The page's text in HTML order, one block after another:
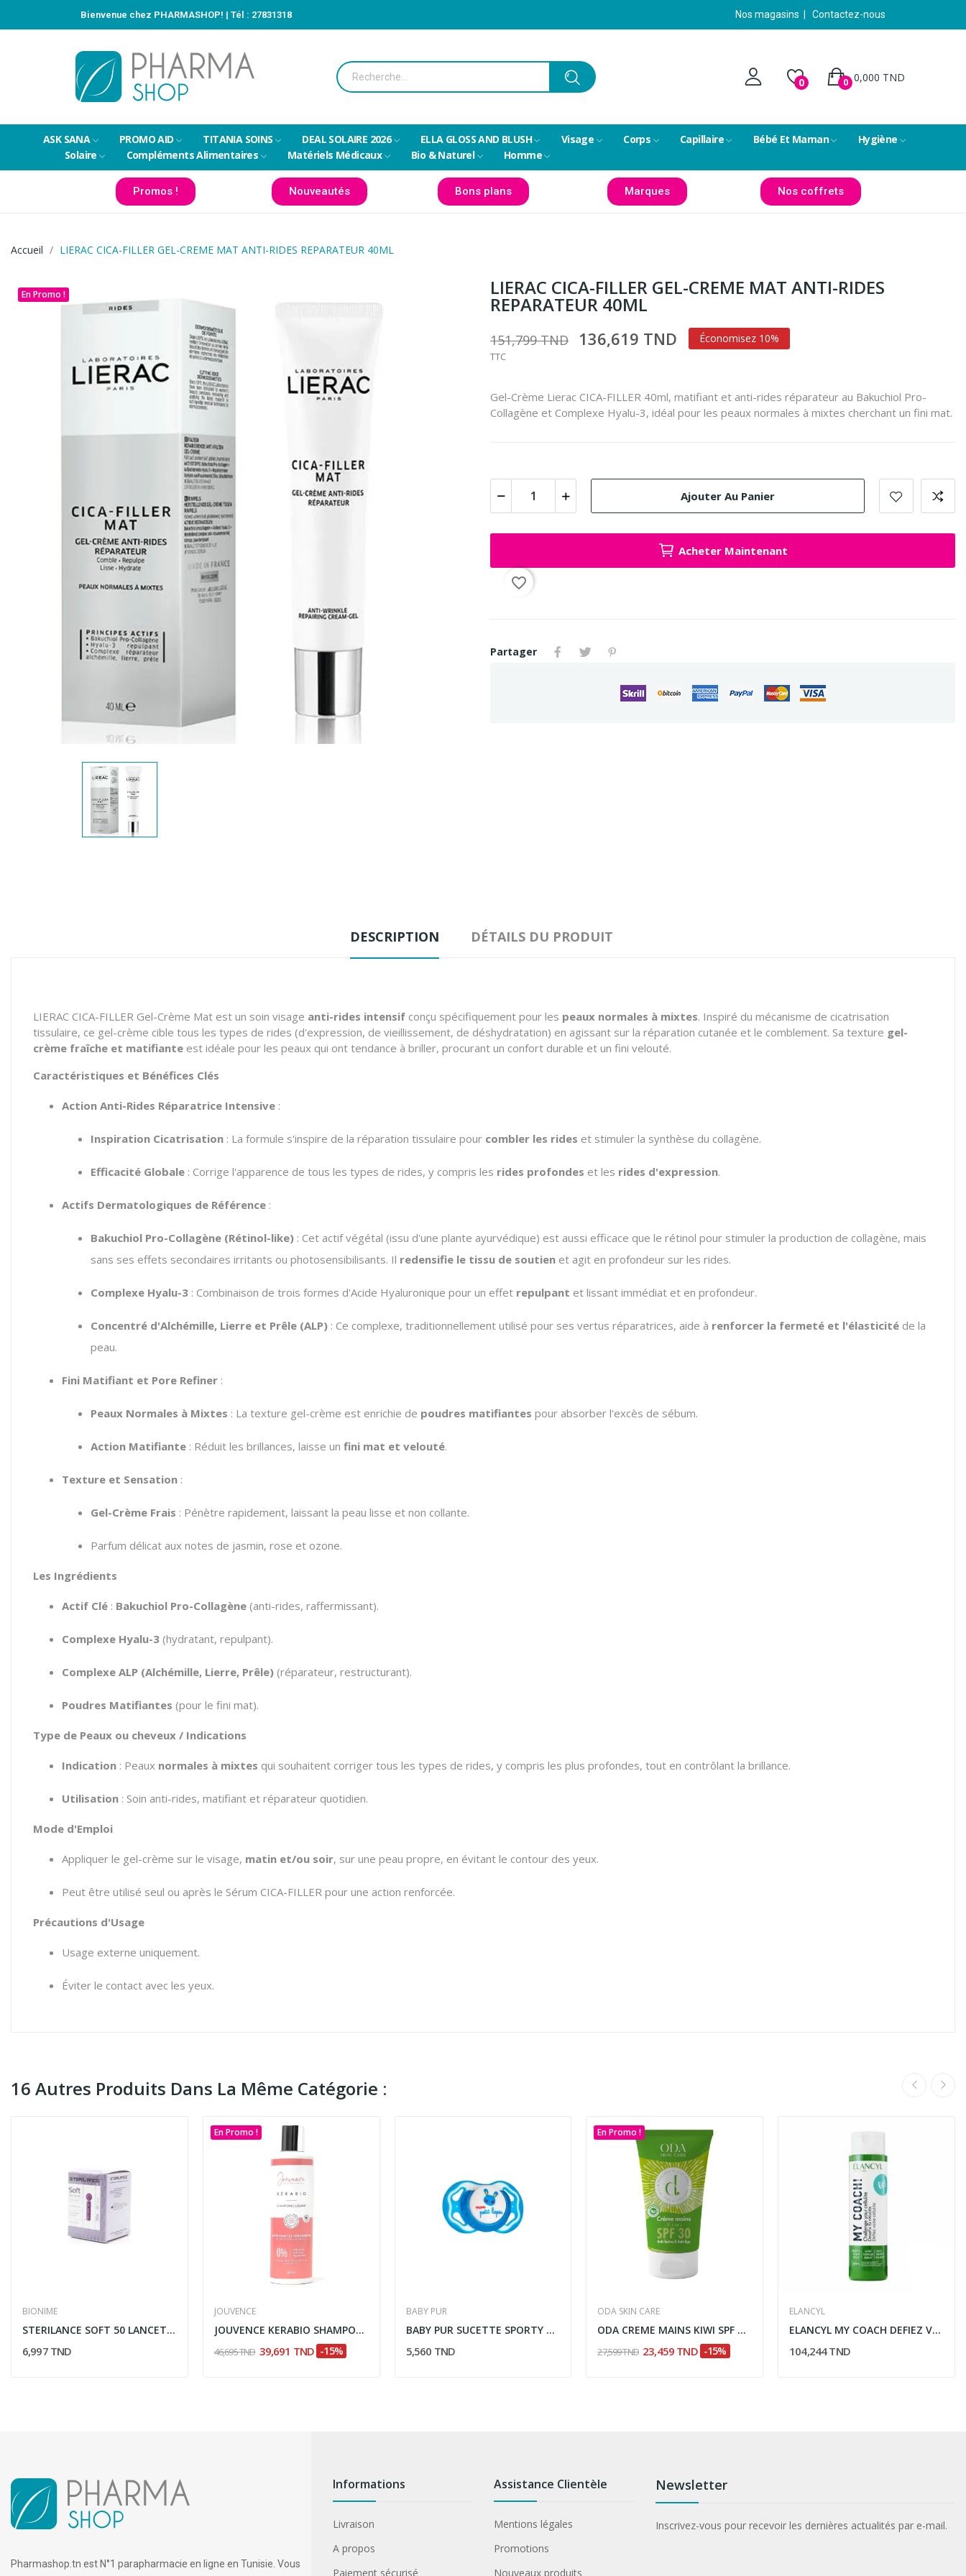
Bienvenue chez PHARMASHOP! | Tél : 27831318 Nos magasins Contactez-nous
0 0,000 TND
0
ASK SANA PROMO AID TITANIA SOINS DEAL SOLAIRE 2026 ELLA GLOSS AND BLUSH Visage Corps Capillaire Bébé Et Maman
Hygiène
Solaire
Compléments Alimentaires Matériels Médicaux Bio & Naturel Homme
Promos ! Nouveautés Bons plans Marques Nos coffrets
Accueil LIERAC CICA-FILLER GEL-CREME MAT ANTI-RIDES REPARATEUR 40ML
En Promo ! LIERAC CICA-FILLER GEL-CREME MAT ANTI-RIDES
REPARATEUR 40ML
151,799 TND 136,619 TND Économisez 10%
TTC
Gel-Crème Lierac CICA-FILLER 40ml, matifiant et anti-rides réparateur au Bakuchiol Pro-
Collagène et Complexe Hyalu-3, idéal pour les peaux normales à mixtes cherchant un fini mat.
Ajouter Au Panier
Acheter Maintenant
favorite_border
Partager
DESCRIPTION DÉTAILS DU PRODUIT
LIERAC CICA-FILLER Gel-Crème Mat est un soin visage anti-rides intensif conçu spécifiquement pour les peaux normales à mixtes. Inspiré du mécanisme de cicatrisation
tissulaire, ce gel-crème cible tous les types de rides (d'expression, de vieillissement, de déshydratation) en agissant sur la réparation cutanée et le comblement. Sa texture gel-
crème fraîche et matifiante est idéale pour les peaux qui ont tendance à briller, procurant un confort durable et un fini velouté.
Caractéristiques et Bénéfices Clés
Action Anti-Rides Réparatrice Intensive :
Inspiration Cicatrisation : La formule s'inspire de la réparation tissulaire pour combler les rides et stimuler la synthèse du collagène.
Efficacité Globale : Corrige l'apparence de tous les types de rides, y compris les rides profondes et les rides d'expression.
Actifs Dermatologiques de Référence :
Bakuchiol Pro-Collagène (Rétinol-like) : Cet actif végétal (issu d'une plante ayurvédique) est aussi efficace que le rétinol pour stimuler la production de collagène, mais
sans ses effets secondaires irritants ou photosensibilisants. Il redensifie le tissu de soutien et agit en profondeur sur les rides.
Complexe Hyalu-3 : Combinaison de trois formes d'Acide Hyaluronique pour un effet repulpant et lissant immédiat et en profondeur.
Concentré d'Alchémille, Lierre et Prêle (ALP) : Ce complexe, traditionnellement utilisé pour ses vertus réparatrices, aide à renforcer la fermeté et l'élasticité de la
peau.
Fini Matifiant et Pore Refiner :
Peaux Normales à Mixtes : La texture gel-crème est enrichie de poudres matifiantes pour absorber l'excès de sébum.
Action Matifiante : Réduit les brillances, laisse un fini mat et velouté.
Texture et Sensation :
Gel-Crème Frais : Pénètre rapidement, laissant la peau lisse et non collante.
Parfum délicat aux notes de jasmin, rose et ozone.
Les Ingrédients
Actif Clé : Bakuchiol Pro-Collagène (anti-rides, raffermissant).
Complexe Hyalu-3 (hydratant, repulpant).
Complexe ALP (Alchémille, Lierre, Prêle) (réparateur, restructurant).
Poudres Matifiantes (pour le fini mat).
Type de Peaux ou cheveux / Indications
Indication : Peaux normales à mixtes qui souhaitent corriger tous les types de rides, y compris les plus profondes, tout en contrôlant la brillance.
Utilisation : Soin anti-rides, matifiant et réparateur quotidien.
Mode d'Emploi
Appliquer le gel-crème sur le visage, matin et/ou soir, sur une peau propre, en évitant le contour des yeux.
Peut être utilisé seul ou après le Sérum CICA-FILLER pour une action renforcée.
Précautions d'Usage
Usage externe uniquement.
Éviter le contact avec les yeux.
16 Autres Produits Dans La Même Catégorie :
BIONIME
STERILANCE SOFT 50 LANCETTES
6,997 TND
En Promo !
JOUVENCE
JOUVENCE KERABIO SHAMPOOING LISSANT 250ML
46,695 TND 39,691 TND -15%
BABY PUR
BABY PUR SUCETTE SPORTY 6M+ S1-0206
5,560 TND
En Promo !
ODA SKIN CARE
ODA CREME MAINS KIWI SPF 30 50ML
27,599 TND 23,459 TND -15%
ELANCYL
ELANCYL MY COACH DEFIEZ VOTRE CELLULITE 200 ML
104,244 TND
Pharmashop.tn est N°1 parapharmacie en ligne en Tunisie. Vous
Informations
Livraison
A propos
Paiement sécurisé
Assistance Clientèle
Mentions légales
Promotions
Nouveaux produits
Newsletter
Inscrivez-vous pour recevoir les dernières actualités par e-mail.